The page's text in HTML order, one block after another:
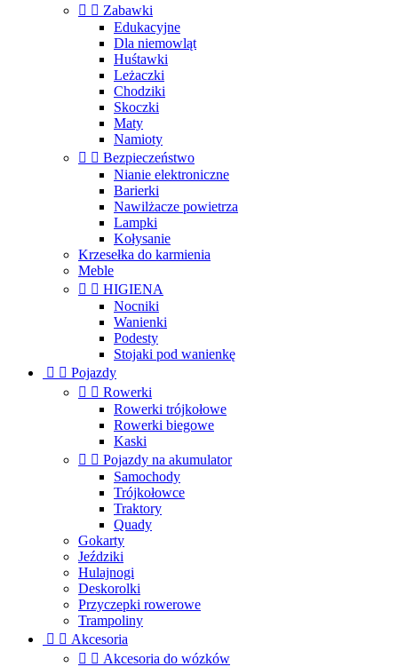
  Zabawki
Edukacyjne
Dla niemowląt
Huśtawki
Leżaczki
Chodziki
Skoczki
Maty
Namioty
  Bezpieczeństwo
Nianie elektroniczne
Barierki
Nawilżacze powietrza
Lampki
Kołysanie
Krzesełka do karmienia
Meble
  HIGIENA
Nocniki
Wanienki
Podesty
Stojaki pod wanienkę
  Pojazdy
  Rowerki
Rowerki trójkołowe
Rowerki biegowe
Kaski
  Pojazdy na akumulator
Samochody
Trójkołowce
Traktory
Quady
Gokarty
Jeździki
Hulajnogi
Deskorolki
Przyczepki rowerowe
Trampoliny
  Akcesoria
  Akcesoria do wózków